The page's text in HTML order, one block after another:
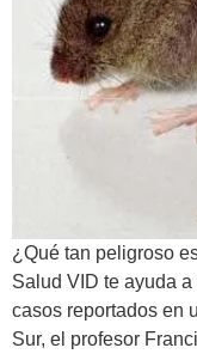
¿Qué tan peligroso
Salud VID te ayuda
casos reportados en
Sur, el profesor